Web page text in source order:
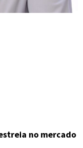
no mercado